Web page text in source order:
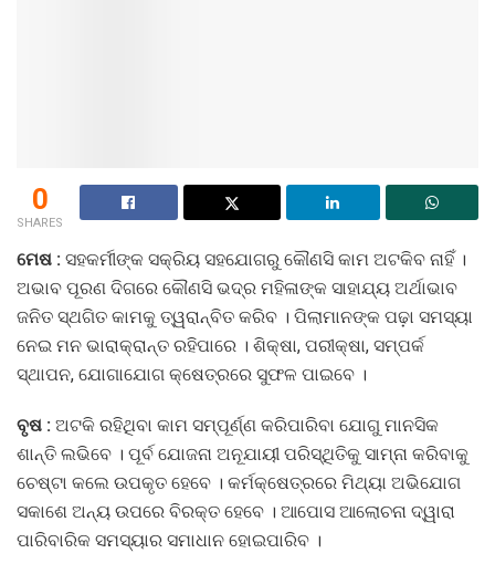
0
SHARES
ମେଷ : ସହକର୍ମୀଙ୍କ ସକ୍ରିୟ ସହଯୋଗରୁ କୌଣସି କାମ ଅଟକିବ ନାହିଁ ।
ଅଭାବ ପୂରଣ ଦିଗରେ କୌଣସି ଭଦ୍ର ମହିଳାଙ୍କ ସାହାଯ୍ୟ ଅର୍ଥାଭାବ
ଜନିତ ସ୍ଥଗିତ କାମକୁ ତ୍ୱରାନ୍ବିତ କରିବ । ପିଲାମାନଙ୍କ ପଢ଼ା ସମସ୍ୟା
ନେଇ ମନ ଭାରାକ୍ରାନ୍ତ ରହିପାରେ । ଶିକ୍ଷା, ପରୀକ୍ଷା, ସମ୍ପର୍କ
ସ୍ଥାପନ, ଯୋଗାଯୋଗ କ୍ଷେତ୍ରରେ ସୁଫଳ ପାଇବେ ।
ବୃଷ : ଅଟକି ରହିଥିବା କାମ ସମ୍ପୂର୍ଣ୍ଣ କରିପାରିବା ଯୋଗୁ ମାନସିକ
ଶାନ୍ତି ଲଭିବେ । ପୂର୍ବ ଯୋଜନା ଅନୂଯାୟୀ ପରିସ୍ଥିତିକୁ ସାମ୍ନା କରିବାକୁ
ଚେଷ୍ଟା କଲେ ଉପକୃତ ହେବେ । କର୍ମକ୍ଷେତ୍ରରେ ମିଥ୍ୟା ଅଭିଯୋଗ
ସକାଶେ ଅନ୍ୟ ଉପରେ ବିରକ୍ତ ହେବେ । ଆପୋସ ଆଲୋଚନା ଦ୍ୱାରା
ପାରିବାରିକ ସମସ୍ୟାର ସମାଧାନ ହୋଇପାରିବ ।